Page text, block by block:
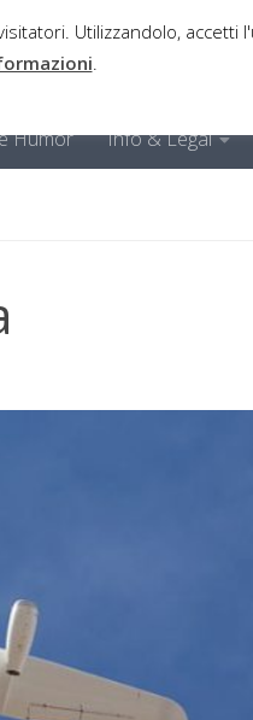
Humor Info & Legal
Utilizzandolo, accetti